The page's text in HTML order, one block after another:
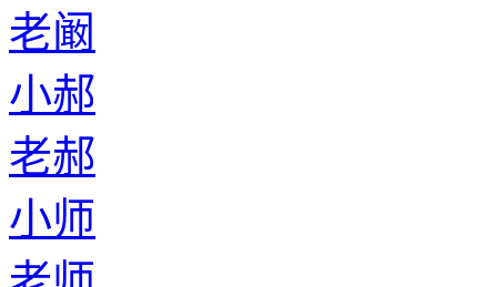
老阚
小郝
老郝
小师